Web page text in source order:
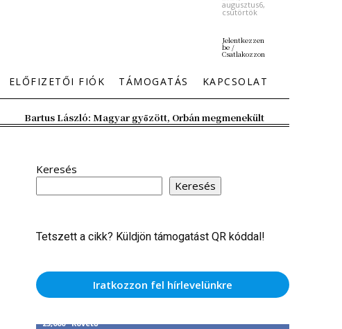
augusztus6,
csütörtök
Jelentkezzen
be /
Csatlakozzon
ELŐFIZETŐI FIÓK TÁMOGATÁS KAPCSOLAT
Bartus László: Magyar győzött, Orbán megmenekült
Keresés
Keresés
Tetszett a cikk? Küldjön támogatást QR kóddal!
Iratkozzon fel hírlevelünkre
25,000 Követő